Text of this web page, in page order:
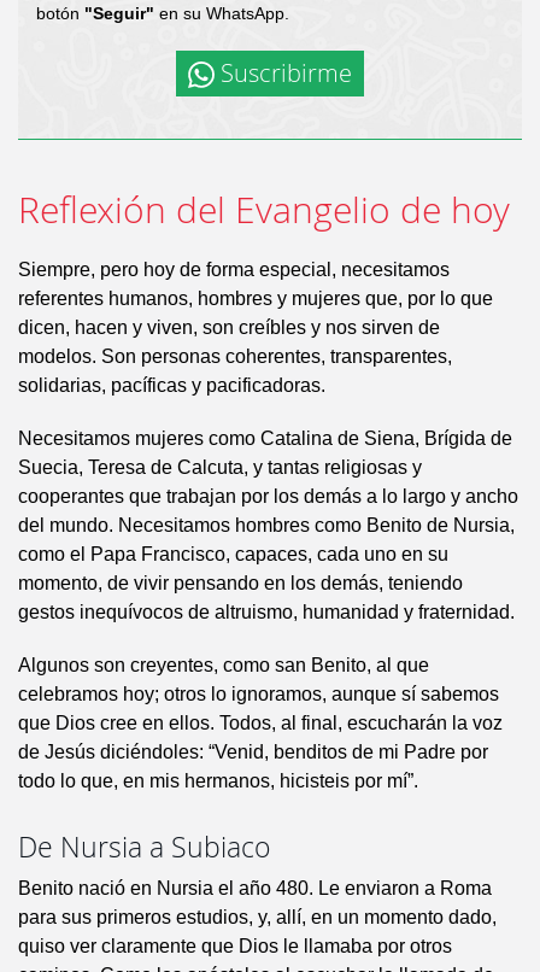
botón "Seguir" en su WhatsApp.
Suscribirme
Reflexión del Evangelio de hoy
Siempre, pero hoy de forma especial, necesitamos
referentes humanos, hombres y mujeres que, por lo que
dicen, hacen y viven, son creíbles y nos sirven de
modelos. Son personas coherentes, transparentes,
solidarias, pacíficas y pacificadoras.
Necesitamos mujeres como Catalina de Siena, Brígida de
Suecia, Teresa de Calcuta, y tantas religiosas y
cooperantes que trabajan por los demás a lo largo y ancho
del mundo. Necesitamos hombres como Benito de Nursia,
como el Papa Francisco, capaces, cada uno en su
momento, de vivir pensando en los demás, teniendo
gestos inequívocos de altruismo, humanidad y fraternidad.
Algunos son creyentes, como san Benito, al que
celebramos hoy; otros lo ignoramos, aunque sí sabemos
que Dios cree en ellos. Todos, al final, escucharán la voz
de Jesús diciéndoles: “Venid, benditos de mi Padre por
todo lo que, en mis hermanos, hicisteis por mí”.
De Nursia a Subiaco
Benito nació en Nursia el año 480. Le enviaron a Roma
para sus primeros estudios, y, allí, en un momento dado,
quiso ver claramente que Dios le llamaba por otros